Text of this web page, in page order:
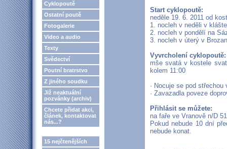
Cyklopoutě
Ostatní poutě
Fotogalerie
Video a audio
Texty
Svědectví
Poutní bratrstvo
Z jiného soudku
Již neaktuální
pozvánky (archiv)
Chcete přidat akci,
článek, kontaktovat
nás...?
15 nejčtenějších
Start cyklopoutě:
neděle 19. 6. 2011 od
1. nocleh v neděli v
2. nocleh v pondělí na
3. nocleh v úterý v
Vyvrcholení cyklopoutě:
mše svatá v kostele
kolem 11:00
· Nocuje se pod
· Zavazadla poveze
Přihlásit se můžete:
na faře ve Vranově n/D
Pokud nebude 10 dní
nebude konat.